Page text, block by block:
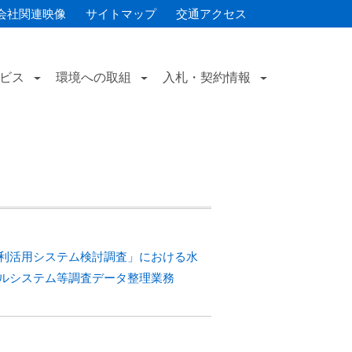
社関連映像 サイトマップ 交通アクセス
ス 環境への取組 入札・契約情報
活用システム検討調査」における水
システム等調査データ整理業務